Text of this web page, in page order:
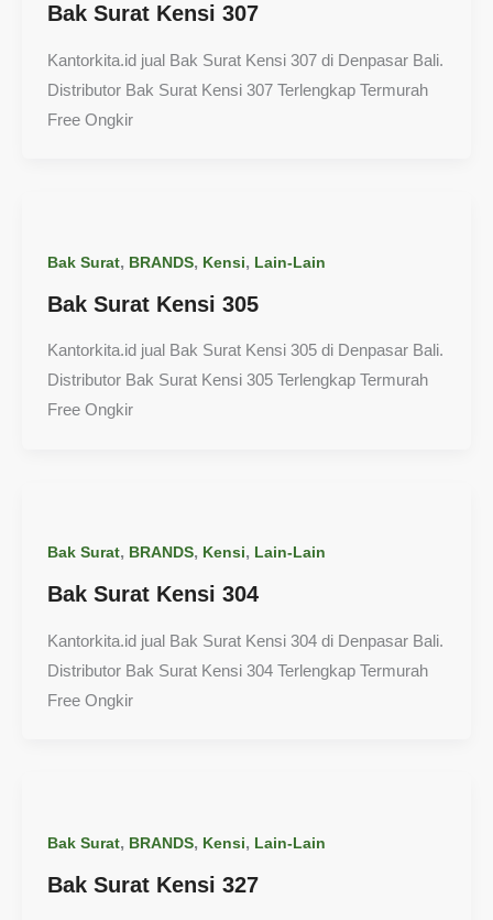
Bak Surat Kensi 307
Kantorkita.id jual Bak Surat Kensi 307 di Denpasar Bali.
Distributor Bak Surat Kensi 307 Terlengkap Termurah
Free Ongkir
Bak Surat, BRANDS, Kensi, Lain-Lain
Bak Surat Kensi 305
Kantorkita.id jual Bak Surat Kensi 305 di Denpasar Bali.
Distributor Bak Surat Kensi 305 Terlengkap Termurah
Free Ongkir
Bak Surat, BRANDS, Kensi, Lain-Lain
Bak Surat Kensi 304
Kantorkita.id jual Bak Surat Kensi 304 di Denpasar Bali.
Distributor Bak Surat Kensi 304 Terlengkap Termurah
Free Ongkir
Bak Surat, BRANDS, Kensi, Lain-Lain
Bak Surat Kensi 327